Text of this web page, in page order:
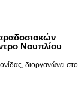
Ναυπλίου
διοργανώνει στο